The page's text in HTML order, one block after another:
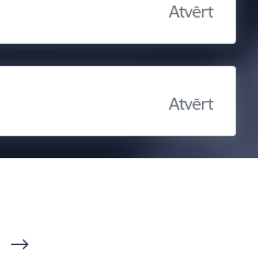
Atvērt
Atvērt